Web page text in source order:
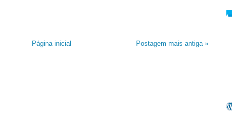
Postagem mais antiga »
Página inicial